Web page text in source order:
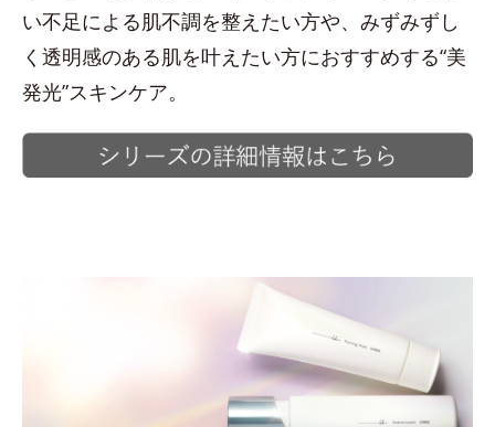
い不足による肌不調を整えたい方や、みずみずし
く透明感のある肌を叶えたい方におすすめする“美
発光”スキンケア。